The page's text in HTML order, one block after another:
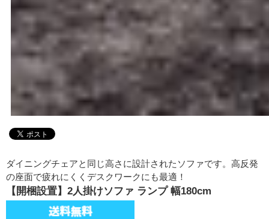
ダイニングチェアと同じ高さに設計されたソファです。高反発
の座面で疲れにくくデスクワークにも最適！
【開梱設置】2人掛けソファ ランプ 幅180cm